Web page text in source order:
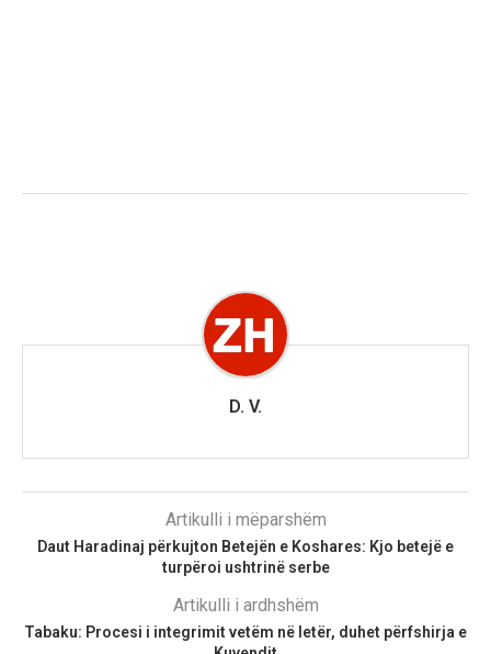
D. V.
Artikulli i mëparshëm
Daut Haradinaj përkujton Betejën e Koshares: Kjo betejë e
turpëroi ushtrinë serbe
Artikulli i ardhshëm
Tabaku: Procesi i integrimit vetëm në letër, duhet përfshirja e